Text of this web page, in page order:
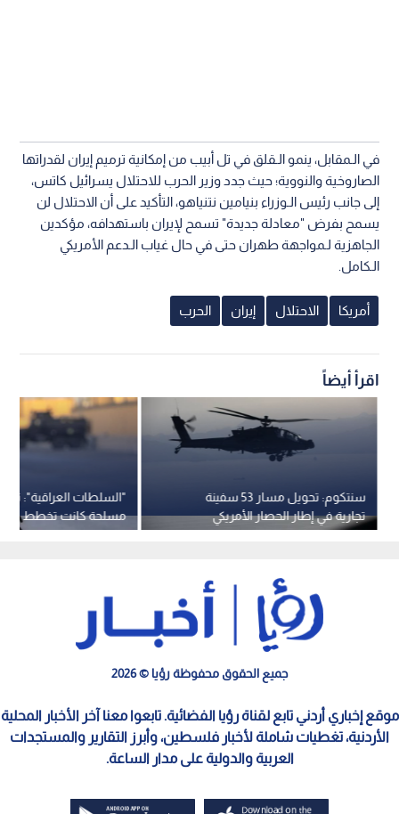
في الـمقابل، ينمو الـقلق في تل أبيب من إمكانية ترميم إيران لقدراتها
الصاروخية والنووية؛ حيث جدد وزير الحرب للاحتلال يسرائيل كاتس،
إلى جانب رئيس الـوزراء بنيامين نتنياهو، التأكيد على أن الاحتلال لن
يسمح بفرض "معادلة جديدة" تسمح لإيران باستهدافه، مؤكدين
الجاهزية لـمواجهة طهران حتى في حال غياب الـدعم الأمريكي
الـكامل.
أمريكا الاحتلال إيران الحرب
اقرأ أيضاً
"السلطات العراقية":
مسلحة كانت تخطط
بطائرات مسيرة
سنتكوم: تحويل مسار 53 سفينة
تجارية في إطار الحصار الأمريكي
المفروض على إيران
جميع الحقوق محفوظة رؤيا © 2026
موقع إخباري أردني تابع لقناة رؤيا الفضائية. تابعوا معنا آخر الأخبار المحلية
الأردنية، تغطيات شاملة لأخبار فلسطين، وأبرز التقارير والمستجدات
العربية والدولية على مدار الساعة.